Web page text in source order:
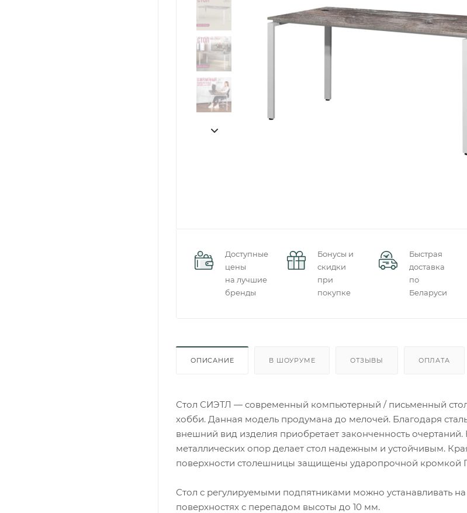
Доступные
цены
на лучшие
бренды
Бонусы и
скидки
при
покупке
Быстрая
доставка
по
Беларуси
ОПИСАНИЕ В ШОУРУМЕ ОТЗЫВЫ ОПЛАТА
Стол СИЭТЛ — современный компьютерный / письменный
хобби. Данная модель продумана до мелочей. Благодаря
внешний вид изделия приобретает законченность очертаний.
металлических опор делает стол надежным и устойчивым.
поверхности столешницы защищены ударопрочной кромкой
Стол с регулируемыми подпятниками можно устанавливать
поверхностях с перепадом высоты до 10 мм.